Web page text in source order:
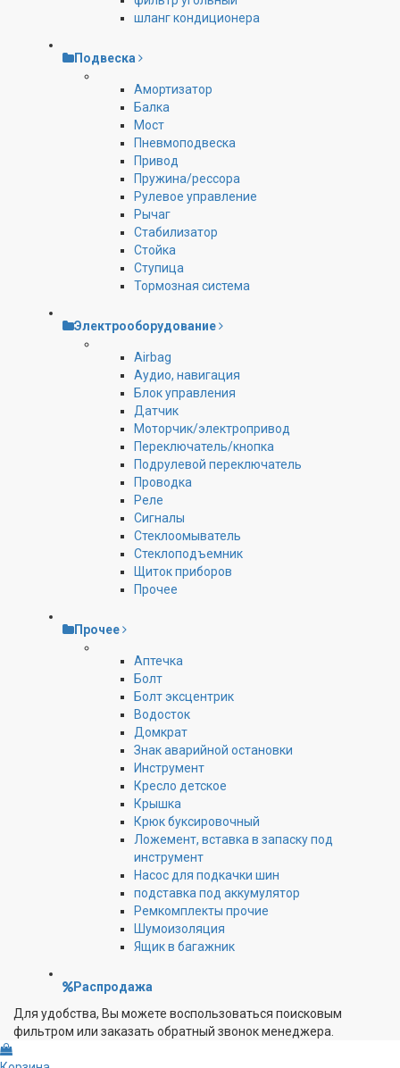
шланг кондиционера
Подвеска
Амортизатор
Балка
Мост
Пневмоподвеска
Привод
Пружина/рессора
Рулевое управление
Рычаг
Стабилизатор
Стойка
Ступица
Тормозная система
Электрооборудование
Airbag
Аудио, навигация
Блок управления
Датчик
Моторчик/электропривод
Переключатель/кнопка
Подрулевой переключатель
Проводка
Реле
Сигналы
Стеклоомыватель
Стеклоподъемник
Щиток приборов
Прочее
Прочее
Аптечка
Болт
Болт эксцентрик
Водосток
Домкрат
Знак аварийной остановки
Инструмент
Кресло детское
Крышка
Крюк буксировочный
Ложемент, вставка в запаску под
инструмент
Насос для подкачки шин
подставка под аккумулятор
Ремкомплекты прочие
Шумоизоляция
Ящик в багажник
Распродажа
Для удобства, Вы можете воспользоваться поисковым
фильтром или заказать обратный звонок менеджера.